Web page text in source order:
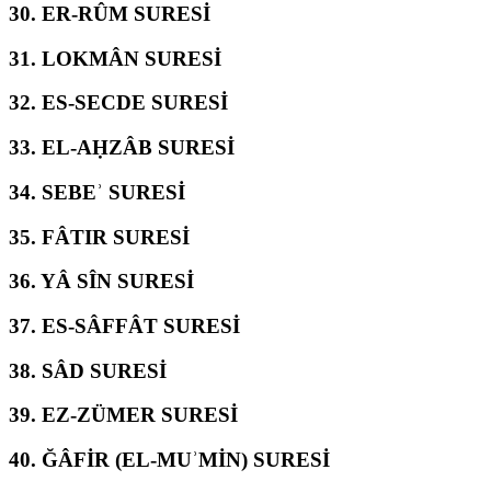
30. ER-RÛM SURESİ
31. LOKMÂN SURESİ
32. ES-SECDE SURESİ
33. EL-AḤZÂB SURESİ
34. SEBEʾ SURESİ
35. FÂTIR SURESİ
36. YÂ SÎN SURESİ
37. ES-SÂFFÂT SURESİ
38. SÂD SURESİ
39. EZ-ZÜMER SURESİ
40. ĞÂFİR (EL-MUʾMİN) SURESİ